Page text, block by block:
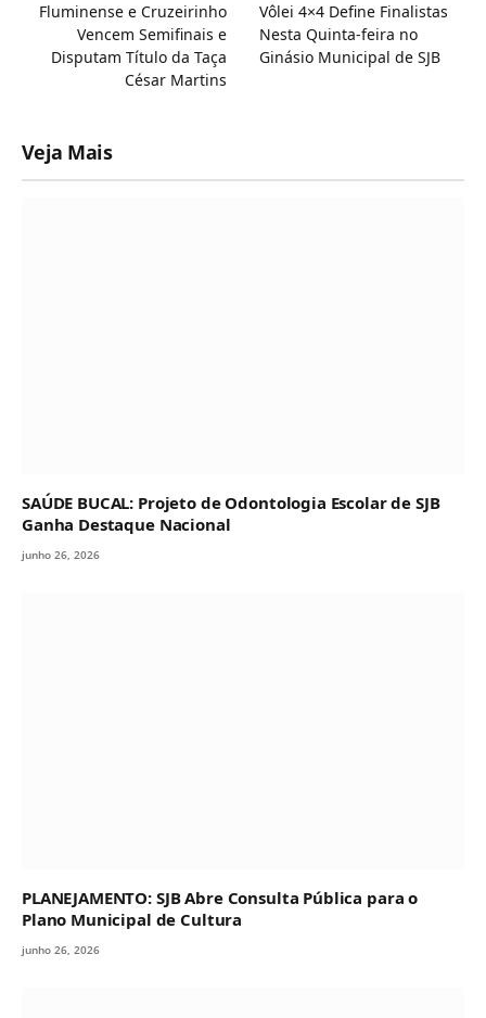
Fluminense e Cruzeirinho
Vencem Semifinais e
Disputam Título da Taça
César Martins
Vôlei 4×4 Define Finalistas
Nesta Quinta-feira no
Ginásio Municipal de SJB
Veja Mais
SAÚDE BUCAL: Projeto de Odontologia Escolar de SJB
Ganha Destaque Nacional
junho 26, 2026
PLANEJAMENTO: SJB Abre Consulta Pública para o
Plano Municipal de Cultura
junho 26, 2026